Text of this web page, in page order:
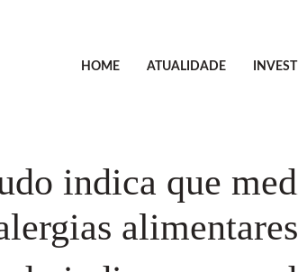
HOME ATUALIDADE
indica que
alimentares